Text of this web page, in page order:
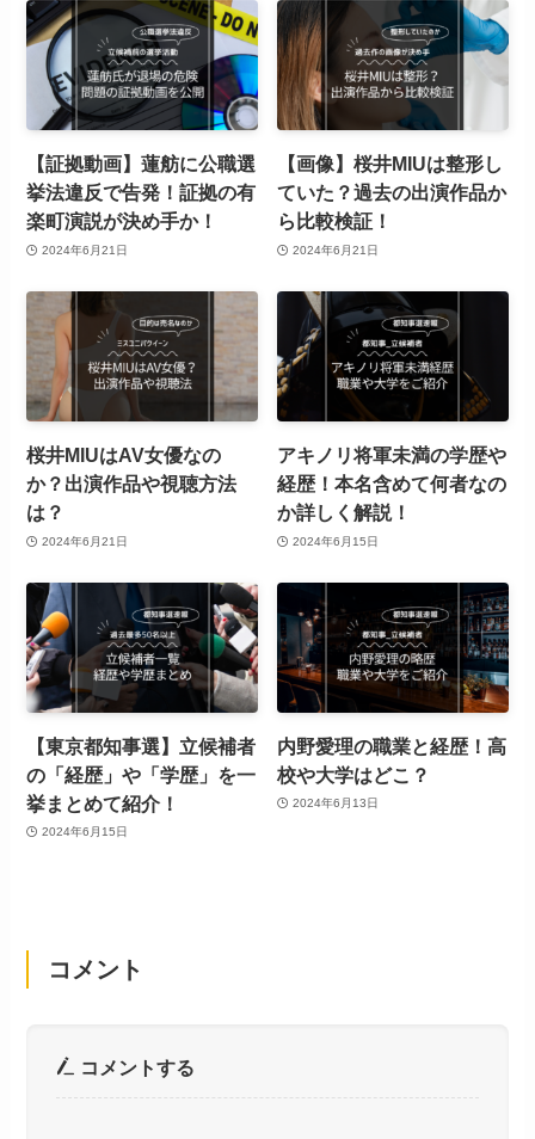
【証拠動画】蓮舫に公職選
挙法違反で告発！証拠の有
楽町演説が決め手か！
2024年6月21日
【画像】桜井MIUは整形し
ていた？過去の出演作品か
ら比較検証！
2024年6月21日
桜井MIUはAV女優なの
か？出演作品や視聴方法
は？
2024年6月21日
アキノリ将軍未満の学歴や
経歴！本名含めて何者なの
か詳しく解説！
2024年6月15日
【東京都知事選】立候補者
の「経歴」や「学歴」を一
挙まとめて紹介！
2024年6月15日
内野愛理の職業と経歴！高
校や大学はどこ？
2024年6月13日
コメント
コメントする